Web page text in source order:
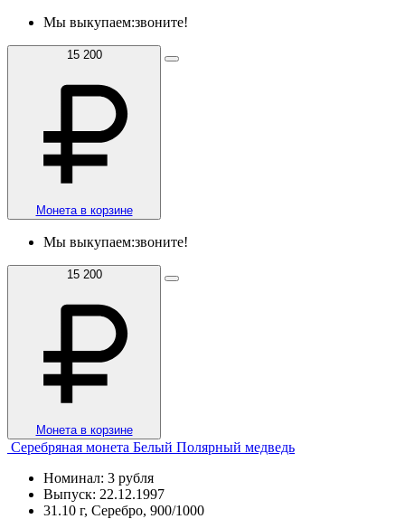
Мы выкупаем:звоните!
15 200
Монета в корзине
Мы выкупаем:звоните!
15 200
Монета в корзине
Серебряная монета Белый Полярный медведь
Номинал: 3 рубля
Выпуск: 22.12.1997
31.10 г, Серебро, 900/1000